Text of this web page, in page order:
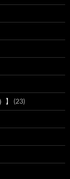
】 (23)